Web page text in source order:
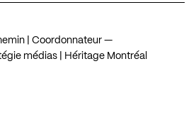
| Coordonnateur —
médias | Héritage Montréal